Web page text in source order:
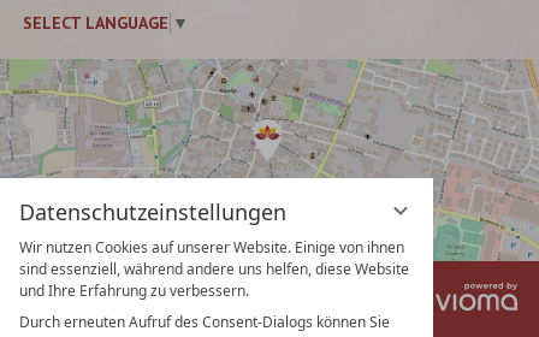
Datenschutzeinstellungen
Wir nutzen Cookies auf unserer Website. Einige von ihnen
sind essenziell, während andere uns helfen, diese Website
und Ihre Erfahrung zu verbessern.
Durch erneuten Aufruf des Consent-Dialogs können Sie
SELECT LANGUAGE ▼
Impressum
Datenschutz
Datenschutzeinstellungen
AGB